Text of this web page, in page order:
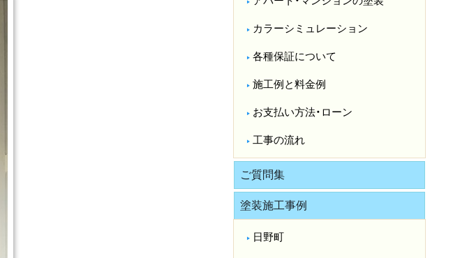
カラーシミュレーション
各種保証について
施工例と料金例
お支払い方法・ローン
工事の流れ
ご質問集
塗装施工事例
日野町